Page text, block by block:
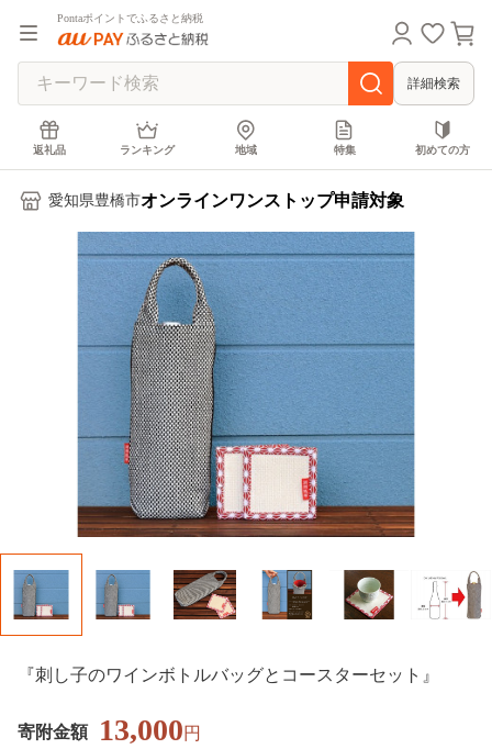
Pontaポイントでふるさと納税
詳細検索
返礼品 ランキング 地域 特集 初めての方
愛知県豊橋市オンラインワンストップ申請対象
『刺し子のワインボトルバッグとコースターセット』
寄附金額 13,000円